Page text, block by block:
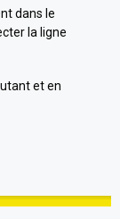
dans le
la ligne
et en